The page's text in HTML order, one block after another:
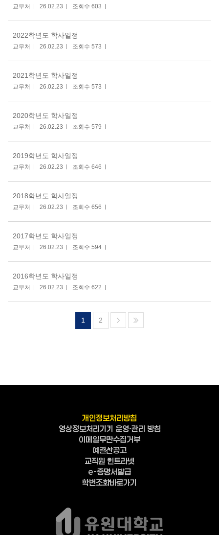
교무처 26.02.23 조회수 603
2022학년도 학사일정
교무처 26.02.23 조회수 573
2021학년도 학사일정
교무처 26.02.23 조회수 573
2020학년도 학사일정
교무처 26.02.23 조회수 579
2019학년도 학사일정
교무처 26.02.23 조회수 646
2018학년도 학사일정
교무처 26.02.23 조회수 656
2017학년도 학사일정
교무처 26.02.23 조회수 594
2016학년도 학사일정
교무처 26.02.23 조회수 622
1 2
개인정보처리방침
영상정보처리기기 운영·관리 방침
이메일무단수집거부
예결산공고
교직원 인트라넷
e-증명서발급
학번조회바로가기